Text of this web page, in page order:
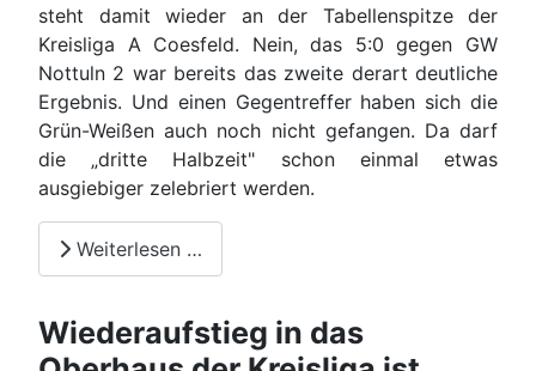
steht damit wieder an der Tabellenspitze der
Kreisliga A Coesfeld. Nein, das 5:0 gegen GW
Nottuln 2 war bereits das zweite derart deutliche
Ergebnis. Und einen Gegentreffer haben sich die
Grün-Weißen auch noch nicht gefangen. Da darf
die „dritte Halbzeit" schon einmal etwas
ausgiebiger zelebriert werden.
Weiterlesen …
Wiederaufstieg in das